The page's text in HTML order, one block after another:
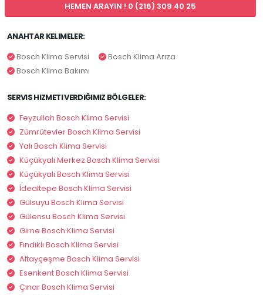
HEMEN ARAYIN ! 0 (216) 309 40 25
ANAHTAR KELIMELER:
Bosch Klima Servisi
Bosch Klima Arıza
Bosch Klima Bakımı
SERVIS HIZMETI VERDIĞIMIZ BÖLGELER:
Feyzullah Bosch Klima Servisi
Zümrütevler Bosch Klima Servisi
Yalı Bosch Klima Servisi
Küçükyalı Merkez Bosch Klima Servisi
Küçükyalı Bosch Klima Servisi
İdealtepe Bosch Klima Servisi
Gülsuyu Bosch Klima Servisi
Gülensu Bosch Klima Servisi
Girne Bosch Klima Servisi
Fındıklı Bosch Klima Servisi
Altayçeşme Bosch Klima Servisi
Esenkent Bosch Klima Servisi
Çınar Bosch Klima Servisi